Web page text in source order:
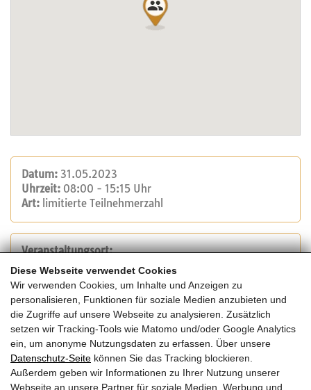
Diese Webseite verwendet Cookies
Wir verwenden Cookies, um Inhalte und Anzeigen zu
personalisieren, Funktionen für soziale Medien anzubieten und
die Zugriffe auf unsere Webseite zu analysieren. Zusätzlich
setzen wir Tracking-Tools wie Matomo und/oder Google Analytics
ein, um anonyme Nutzungsdaten zu erfassen. Über unsere
Datenschutz-Seite können Sie das Tracking blockieren.
Außerdem geben wir Informationen zu Ihrer Nutzung unserer
Webseite an unsere Partner für soziale Medien, Werbung und
Datum: 31.05.2023
Uhrzeit: 08:00 - 15:15 Uhr
Art: limitierte Teilnehmerzahl
Veranstaltungsort:
Messe Congress Graz, Messeplatz 1 8010 Graz
Veranstalter:
SFG – Neues Denken, Neues Fördern
Kosten: